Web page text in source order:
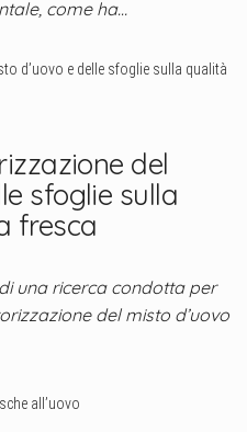
come ha…
del
sfoglie sulla
fresca
una ricerca condotta per
del misto d’uovo